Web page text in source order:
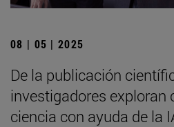
08 | 05 | 2025
De la publicación
investigadores exploran
ciencia con ayuda de la